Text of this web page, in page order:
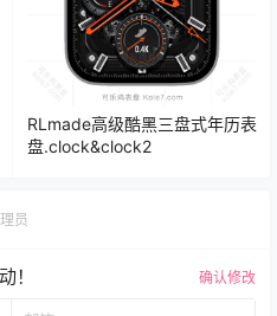
RLmade高级酷黑三盘式年历表
盘.clock&clock2
员
！ 确认修改